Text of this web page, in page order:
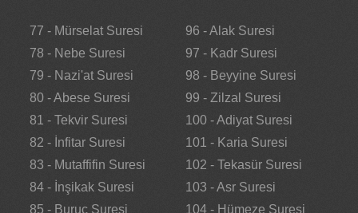
77 - Mürselat Suresi
78 - Nebe Suresi
79 - Nazi'at Suresi
80 - Abese Suresi
81 - Tekvir Suresi
82 - İnfitar Suresi
83 - Mutaffifin Suresi
84 - İnşikak Suresi
85 - Buruc Suresi
96 - Alak Suresi
97 - Kadr Suresi
98 - Beyyine Suresi
99 - Zilzal Suresi
100 - Adiyat Suresi
101 - Karia Suresi
102 - Tekasür Suresi
103 - Asr Suresi
104 - Hümeze Suresi